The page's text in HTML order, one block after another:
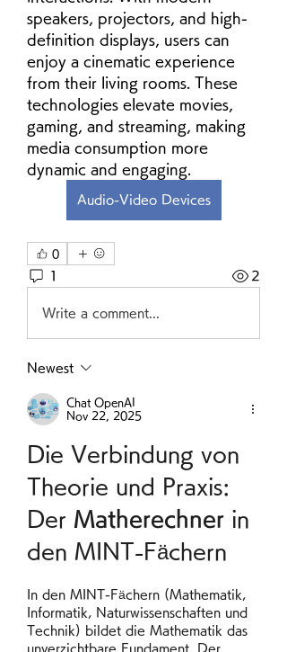
speakers, projectors, and high-
definition displays, users can
enjoy a cinematic experience
from their living rooms. These
technologies elevate movies,
gaming, and streaming, making
media consumption more
dynamic and engaging.
Audio-Video Devices
0
1 2
Write a comment...
Newest
Chat OpenAI
Nov 22, 2025
Die Verbindung von
Theorie und Praxis:
Der Matherechner in
den MINT-Fächern
In den MINT-Fächern (Mathematik,
Informatik, Naturwissenschaften und
Technik) bildet die Mathematik das
unverzichtbare Fundament. Der